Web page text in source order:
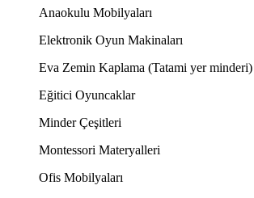
Anaokulu Mobilyaları
Elektronik Oyun Makinaları
Eva Zemin Kaplama (Tatami yer minderi)
Eğitici Oyuncaklar
Minder Çeşitleri
Montessori Materyalleri
Ofis Mobilyaları